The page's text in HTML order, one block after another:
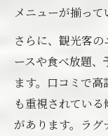
メニューが揃って
さらに、観光客
ースや食べ放題
ます。口コミで
も重視されてい
があります。ラグ